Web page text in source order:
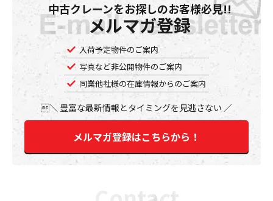
中古クレーンをお探しのお客様必見!!
メルマガ登録
入荷予定物件のご案内
写真など非公開物件のご案内
同業他社様の在庫情報からのご案内
豊富な最新情報とタイミングを見逃さない
メルマガ登録はこちらから！